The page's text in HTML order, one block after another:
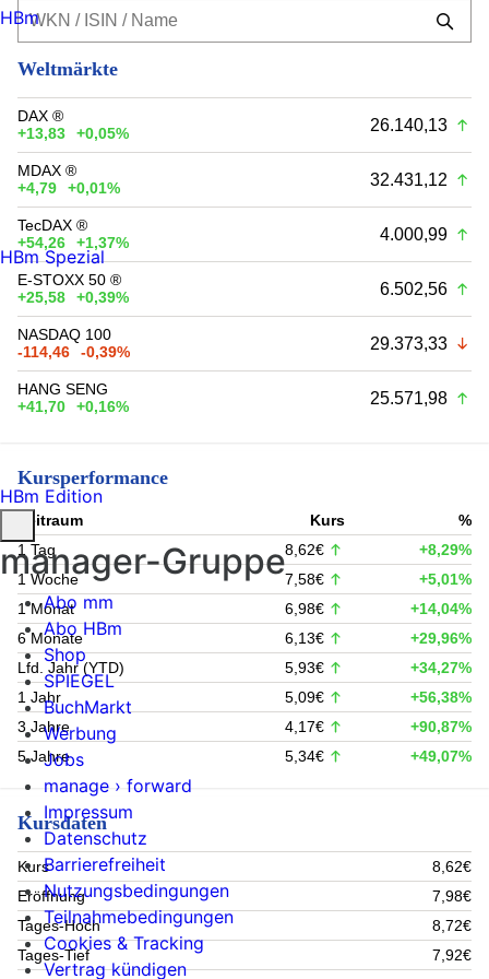
Weltmärkte
DAX ®
+13,83
+0,05% 26.140,13
MDAX ®
+4,79
+0,01% 32.431,12
TecDAX ®
+54,26
+1,37% 4.000,99
E-STOXX 50 ®
+25,58
+0,39% 6.502,56
NASDAQ 100
-114,46
-0,39% 29.373,33
HANG SENG
+41,70
+0,16% 25.571,98
Kursperformance
Zeitraum Kurs
%
1 Tag
8,62€
+8,29%
1 Woche
7,58€
+5,01%
1 Monat
6,98€
+14,04%
6 Monate
6,13€
+29,96%
Lfd. Jahr (YTD)
5,93€
+34,27%
1 Jahr
5,09€
+56,38%
3 Jahre
4,17€
+90,87%
5 Jahre
5,34€ +49,07%
Kursdaten
Kurs
8,62€
Eröffnung
7,98€
Tages-Hoch
8,72€
Tages-Tief
7,92€
HBm
HBm Spezial
HBm Edition
manager-Gruppe
Abo mm
Abo HBm
Shop
SPIEGEL
BuchMarkt
Werbung
Jobs
manage › forward
Impressum
Datenschutz
Barrierefreiheit
Nutzungsbedingungen
Teilnahmebedingungen
Cookies & Tracking
Vertrag kündigen